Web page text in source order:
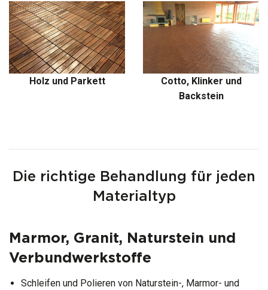
Holz und Parkett
Cotto, Klinker und
Backstein​
Die richtige Behandlung für jeden
Materialtyp
Marmor, Granit, Naturstein und
Verbundwerkstoffe
Schleifen und Polieren von Naturstein-, Marmor- und